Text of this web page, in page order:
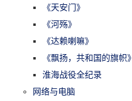
《天安门》
《河殇》
《达赖喇嘛》
《飘扬，共和国的旗帜》
淮海战役全纪录
网络与电脑